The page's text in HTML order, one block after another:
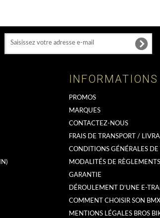
INFORMATIONS
PROMOS
MARQUES
CONTACTEZ-NOUS
FRAIS DE TRANSPORT /
CONDITIONS GÉNÉRALES DE
MODALITÉS DE RÈGLEMENTS
GARANTIE
DÉROULEMENT D'UNE E-
COMMENT CHOISIR SON BMX
MENTIONS LÉGALES BROS